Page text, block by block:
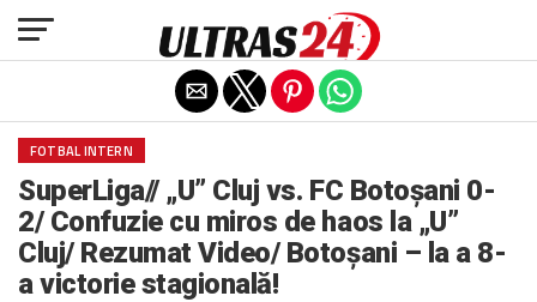
FOTBAL INTERN
SuperLiga// „U” Cluj vs. FC Botoșani 0-
2/ Confuzie cu miros de haos la „U”
Cluj/ Rezumat Video/ Botoșani – la a 8-
a victorie stagională!
Exit mobile version